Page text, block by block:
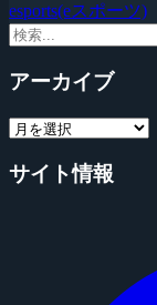
esports(eスポーツ)
アーカイブ
サイト情報